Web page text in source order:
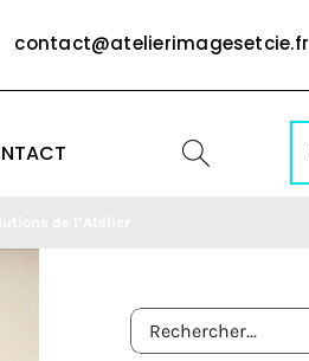
contact@atelierimagesetcie.fr
Rechercher: